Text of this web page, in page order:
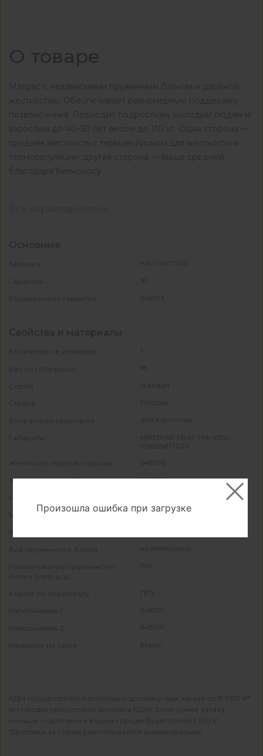
О товаре
Матрас с независимым пружинным блоком и двойной
жесткостью. Обеспечивает равномерную поддержку
позвоночника. Подходит подросткам, молодым людям и
взрослым до 40–50 лет весом до 110 кг. Одна сторона —
средняя жесткость с термовойлоком для жесткости и
терморегуляции; другая сторона — выше средней
благодаря биококосу
Основные
Артикул КА-01007100
Гарантия 18
Расширенная гарантия 648173
Свойства и материалы
Количество в упаковке 1
Вес (кг) (Матрасы) 18
Серия Standart
Страна Россия
Возрастная категория для взрослых
Габариты
e68b5b69-b8a4-11eb-b53c-
90e2baf13024
Жесткость первой стороны
648106
Жесткость второй стороны 648100
Материал бурлета 648125
Конструкция
Вид пружинного блока независимый
Наименование пружинного
блока (Матрасы)
TFK
Короб по периметру
Наполнитель 1 648137
Наполнитель 2 648159
Название на сайте Etalon
КДМ осуществляет бесплатную доставку при заказе от 15 000 ₽*
(в городах присутствия филиала КДМ). Если сумма заказа
меньше — доставка в вашем городе будет стоить 1 100 ₽.
*Доставка за город рассчитывается индивидуально
Произошла ошибка при загрузке